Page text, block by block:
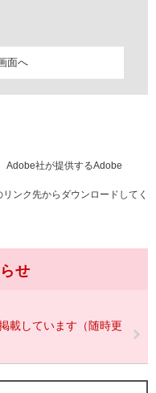
Adobe社が提供するAdobe
ンク先からダウンロードしてく
せ
載しています（随時更